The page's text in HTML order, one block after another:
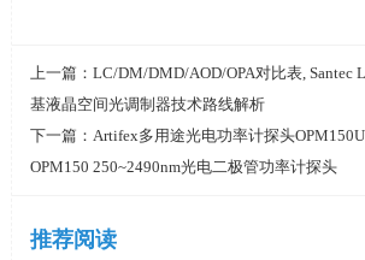
上一篇： LC/DM/DMD/AOD/OPA对比表, Santec
基液晶空间光调制器技术路线解析
下一篇： Artifex多用途光电功率计探头
OPM150 250~2490nm光电二极管功率计探头
推荐阅读